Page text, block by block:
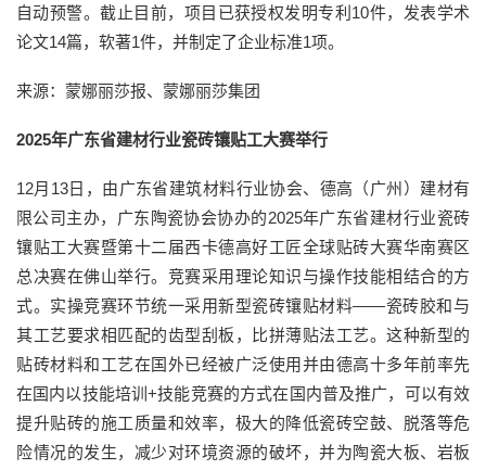
自动预警。截止目前，项目已获授权发明专利10件，发表学术
论文14篇，软著1件，并制定了企业标准1项。
来源：蒙娜丽莎报、蒙娜丽莎集团
2025年广东省建材行业瓷砖镶贴工大赛举行
12月13日，由广东省建筑材料行业协会、德高（广州）建材有
限公司主办，广东陶瓷协会协办的2025年广东省建材行业瓷砖
镶贴工大赛暨第十二届西卡德高好工匠全球贴砖大赛华南赛区
总决赛在佛山举行。竞赛采用理论知识与操作技能相结合的方
式。实操竞赛环节统一采用新型瓷砖镶贴材料——瓷砖胶和与
其工艺要求相匹配的齿型刮板，比拼薄贴法工艺。这种新型的
贴砖材料和工艺在国外已经被广泛使用并由德高十多年前率先
在国内以技能培训+技能竞赛的方式在国内普及推广，可以有效
提升贴砖的施工质量和效率，极大的降低瓷砖空鼓、脱落等危
险情况的发生，减少对环境资源的破坏，并为陶瓷大板、岩板